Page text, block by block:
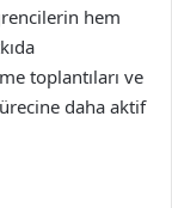
hem
toplantıları ve
daha aktif